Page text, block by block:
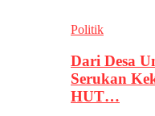
Politik
Dari Desa
Serukan
HUT…